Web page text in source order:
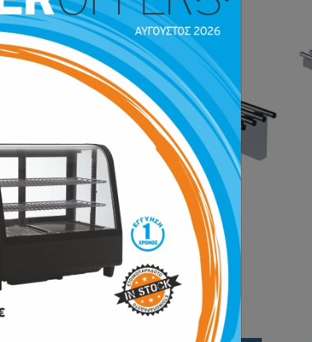
Ράφι Σωληνωτό Inox
Διαθέσιμο
Κωδικός: VTS1240
120.00€